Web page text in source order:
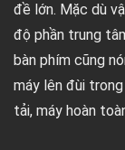
đề lớn. Mặc dù
độ phần trung
bàn phím cũng
máy lên đùi
tải, máy hoàn